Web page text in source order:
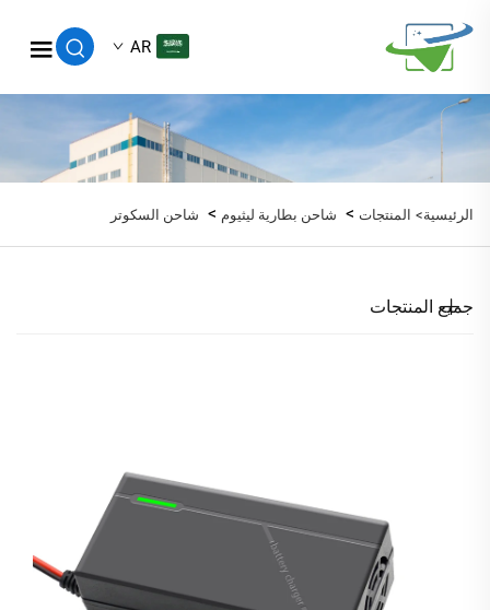
AR
الرئيسية> المنتجات > شاحن بطارية ليثيوم > شاحن السكوتر
جميع المنتجات